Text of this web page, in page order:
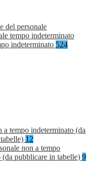
del personale
tempo indeterminato
indeterminato 524
a tempo indeterminato (da
12
non a tempo
(da pubblicare in tabelle) 9